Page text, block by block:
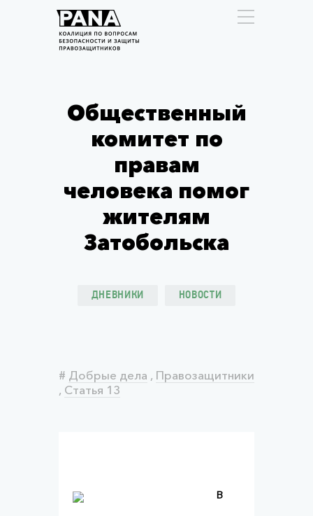
Общественный
комитет по
правам
человека помог
жителям
Затобольска
ДНЕВНИКИ НОВОСТИ
# Добрые дела , Правозащитники
, Статья 13
В